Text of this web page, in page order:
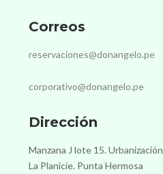
Correos
reservaciones@donangelo.pe
corporativo@donangelo.pe
Dirección
Manzana J lote 15. Urbanización
La Planicie. Punta Hermosa